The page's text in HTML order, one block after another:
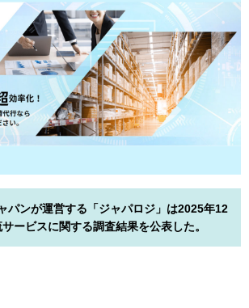
パンが運営する「ジャパロジ」は2025年12
ービスに関する調査結果を公表した。